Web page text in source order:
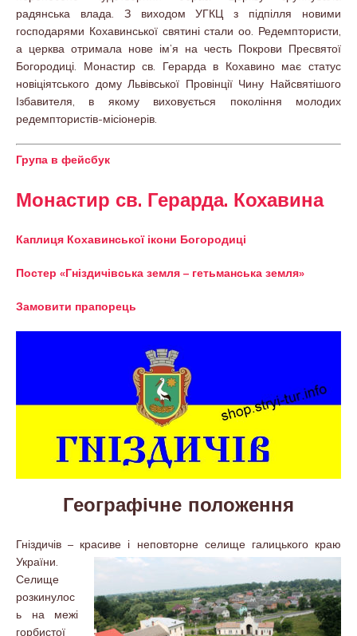
радянська влада. З виходом УГКЦ з підпілля новими
господарями Кохавинської святині стали оо. Редемптористи,
а церква отримала нове ім’я на честь Покрови Пресвятої
Богородиці. Монастир св. Герарда в Кохавино має статус
новіціятського дому Львівської Провінції Чину Найсвятішого
Ізбавителя, в якому виховується покоління молодих
редемптористів-місіонерів.
Група в фейсбук
Монастир св. Герарда. Кохавина
Каплиця Кохавинської ікони Богородиці
Постер «Гніздичівська земля – гетьманська земля»
Замовити прапорець
Географічне положення
Гніздичів – красиве і неповторне селище галицького краю
України.
Селище
розкинулос
ь на межі
горбистої